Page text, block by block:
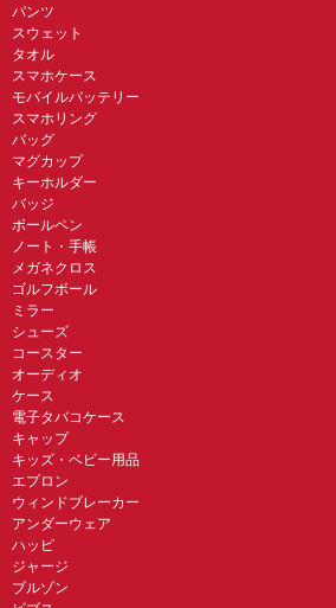
パンツ
スウェット
タオル
スマホケース
モバイルバッテリー
スマホリング
バッグ
マグカップ
キーホルダー
バッジ
ボールペン
ノート・手帳
メガネクロス
ゴルフボール
ミラー
シューズ
コースター
オーディオ
ケース
電子タバコケース
キャップ
キッズ・ベビー用品
エプロン
ウィンドブレーカー
アンダーウェア
ハッピ
ジャージ
ブルゾン